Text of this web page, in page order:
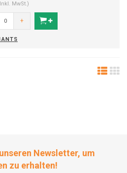
MwSt.)
+
Newsletter, um
zu erhalten!